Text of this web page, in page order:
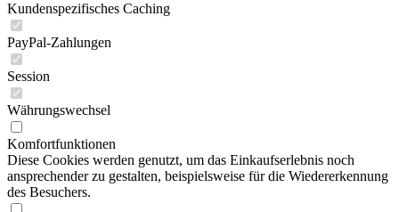
Kundenspezifisches Caching
PayPal-Zahlungen
Session
Währungswechsel
Komfortfunktionen
Diese Cookies werden genutzt, um das Einkaufserlebnis noch
ansprechender zu gestalten, beispielsweise für die Wiedererkennung
des Besuchers.